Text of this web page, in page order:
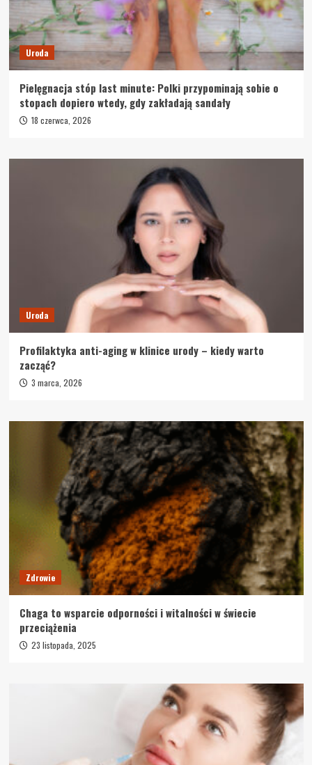
Uroda
Pielęgnacja stóp last minute: Polki przypominają sobie o
stopach dopiero wtedy, gdy zakładają sandały
18 czerwca, 2026
Uroda
Profilaktyka anti-aging w klinice urody – kiedy warto
zacząć?
3 marca, 2026
Zdrowie
Chaga to wsparcie odporności i witalności w świecie
przeciążenia
23 listopada, 2025